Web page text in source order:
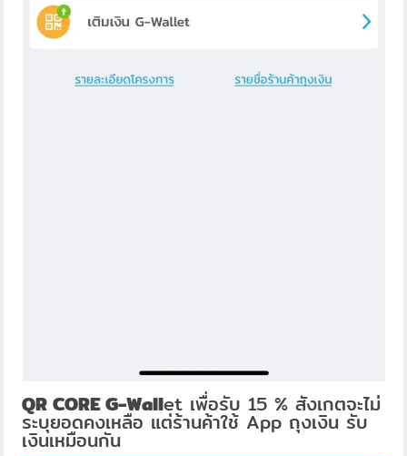
QR CORE G-Wallet เพื่อรับ 15 % สังเกตจะไม่
ระบุยอดคงเหลือ แต่ร้านค้าใช้ App ถุงเงิน รับ
เงินเหมือนกัน